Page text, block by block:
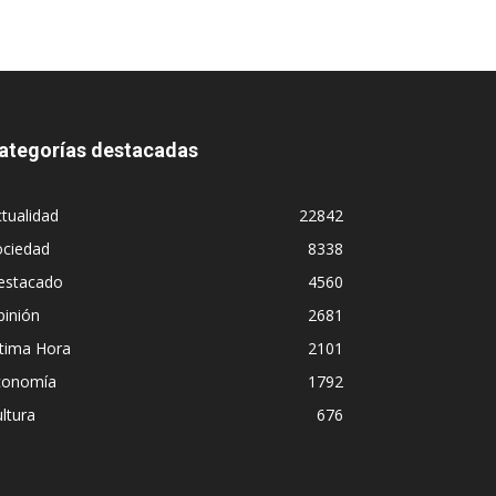
destacadas
22842
8338
4560
2681
Hora
2101
1792
676